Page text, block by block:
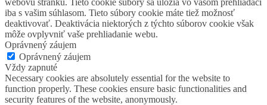
iba s vašim súhlasom. Tieto súbory cookie máte tiež možnosť
deaktivovať. Deaktivácia niektorých z týchto súborov cookie však
môže ovplyvniť vaše prehliadanie webu.
Oprávnený záujem
Oprávnený záujem
Vždy zapnuté
Necessary cookies are absolutely essential for the website to
function properly. These cookies ensure basic functionalities and
security features of the website, anonymously.